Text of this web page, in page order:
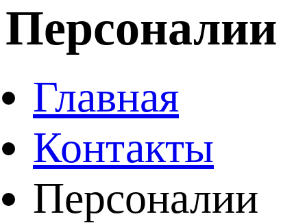
Персоналии
Главная
Контакты
Персоналии